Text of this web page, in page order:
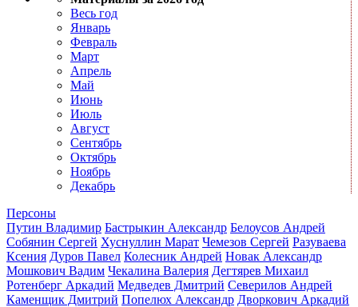
Весь год
Январь
Февраль
Март
Апрель
Май
Июнь
Июль
Август
Сентябрь
Октябрь
Ноябрь
Декабрь
Персоны
Путин Владимир Бастрыкин Александр Белоусов Андрей
Собянин Сергей Хуснуллин Марат Чемезов Сергей Разуваева
Ксения Дуров Павел Колесник Андрей Новак Александр
Мошкович Вадим Чекалина Валерия Дегтярев Михаил
Ротенберг Аркадий Медведев Дмитрий Северилов Андрей
Каменщик Дмитрий Попелюх Александр Дворкович Аркадий